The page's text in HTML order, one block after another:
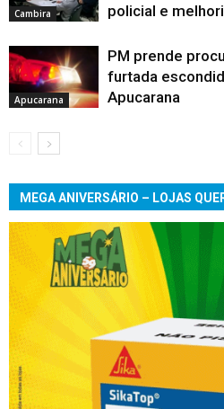
Cambira
policial e
Apucarana
PM prende
furtada
Apucarana
MEGA ANIVERSÁRIO – LOJAS